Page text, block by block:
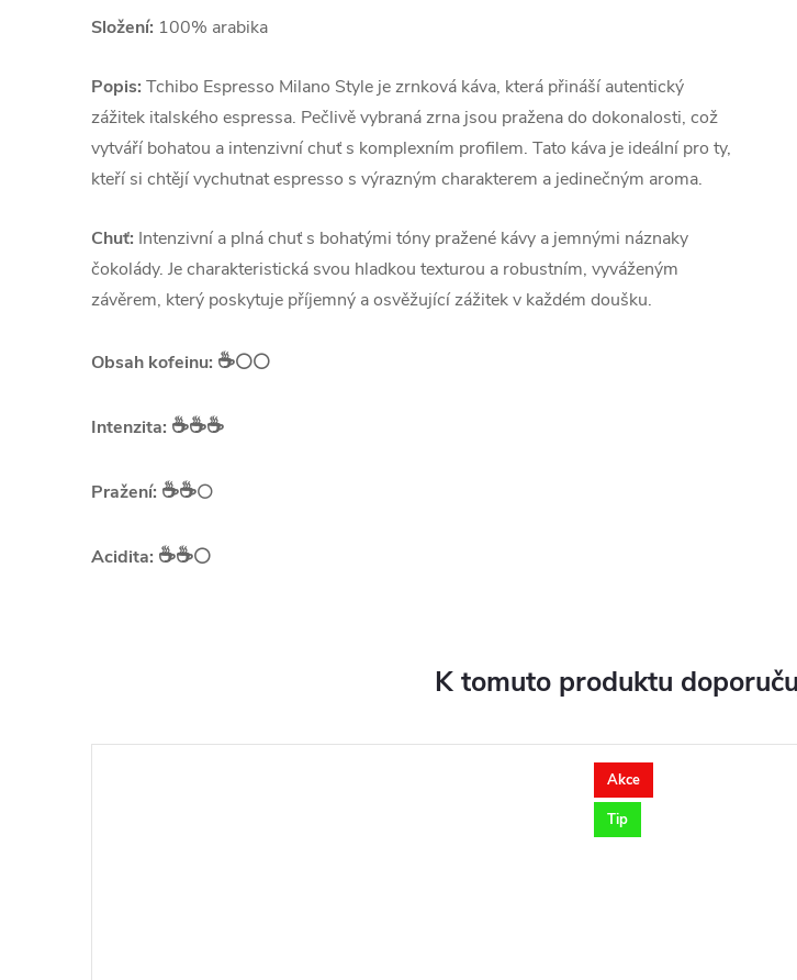
Složení: 100% arabika
Popis: Tchibo Espresso Milano Style je zrnková káva, která přináší autentický
zážitek italského espressa. Pečlivě vybraná zrna jsou pražena do dokonalosti, což
vytváří bohatou a intenzivní chuť s komplexním profilem. Tato káva je ideální pro ty,
kteří si chtějí vychutnat espresso s výrazným charakterem a jedinečným aroma.
Chuť: Intenzivní a plná chuť s bohatými tóny pražené kávy a jemnými náznaky
čokolády. Je charakteristická svou hladkou texturou a robustním, vyváženým
závěrem, který poskytuje příjemný a osvěžující zážitek v každém doušku.
Obsah kofeinu: ☕️⚪⚪
Intenzita: ☕️☕️☕️
Pražení: ☕️☕️⚪
Acidita: ☕️☕️⚪
K tomuto produktu
Akce
Tip